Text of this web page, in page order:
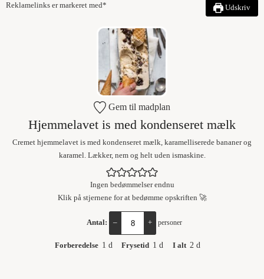
Reklamelinks er markeret med* Udskriv
Gem til madplan
Hjemmelavet is med kondenseret mælk
Cremet hjemmelavet is med kondenseret mælk, karamelliserede bananer og
karamel. Lækker, nem og helt uden ismaskine.
Ingen bedømmelser endnu
Klik på stjernene for at bedømme opskriften 🚀
Antal: – + personer
Forberedelse 1 d Frysetid 1 d I alt 2 d